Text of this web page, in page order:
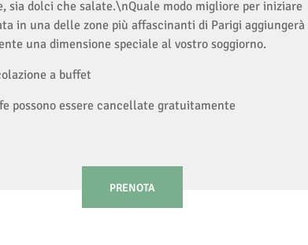
sia dolci che salate.\nQuale modo migliore per iniziare
in una delle zone più affascinanti di Parigi aggiungerà
una dimensione speciale al vostro soggiorno.
a buffet
possono essere cancellate gratuitamente
PRENOTA